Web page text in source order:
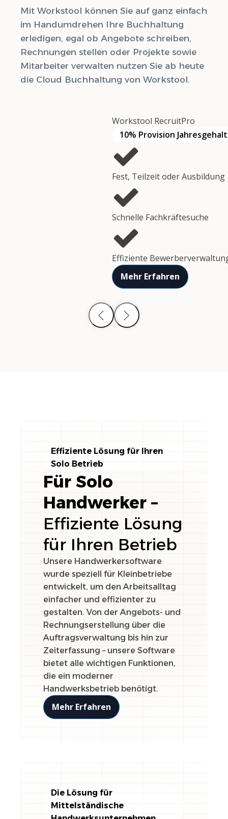
Mit Workstool können Sie auf ganz einfach
im Handumdrehen Ihre Buchhaltung
erledigen, egal ob Angebote schreiben,
Rechnungen stellen oder Projekte sowie
Mitarbeiter verwalten nutzen Sie ab heute
die Cloud Buchhaltung von Workstool.
Workstool RecruitPro
10% Provision Jahresgehalt
Fest, Teilzeit oder Ausbildung
Schnelle Fachkräftesuche
Effiziente
Mehr Erfahren
Effiziente Lösung für Ihren
Solo Betrieb
Für Solo
Handwerker –
Effiziente Lösung
für Ihren Betrieb
Unsere Handwerkersoftware
wurde speziell für Kleinbetriebe
entwickelt, um den Arbeitsalltag
einfacher und effizienter zu
gestalten. Von der Angebots- und
Rechnungserstellung über die
Auftragsverwaltung bis hin zur
Zeiterfassung – unsere Software
bietet alle wichtigen Funktionen,
die ein moderner
Handwerksbetrieb benötigt.
Mehr Erfahren
Die Lösung für
Mittelständische